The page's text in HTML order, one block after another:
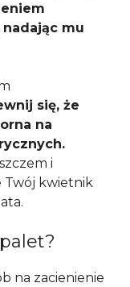
mu
się, że
na
i
Twój kwietnik
na zacienienie